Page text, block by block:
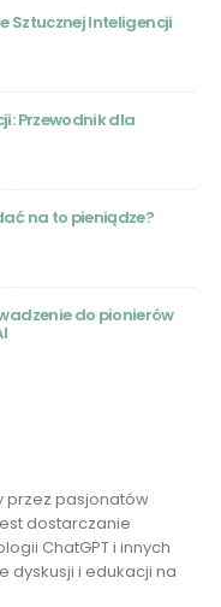
Sztucznej Inteligencji
Przewodnik dla
na to pieniądze?
do pionierów
przez pasjonatów
dostarczanie
ChatGPT i innych
dyskusji i edukacji na